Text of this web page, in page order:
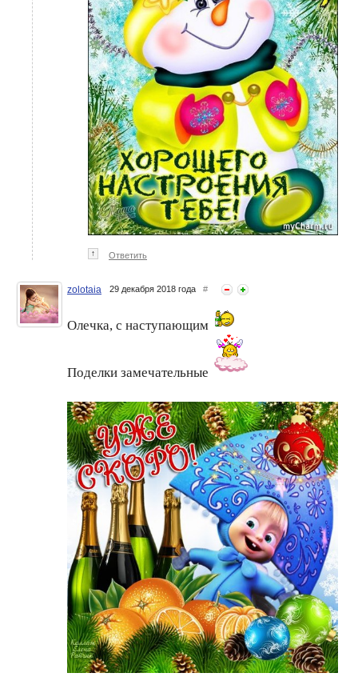
↑ Ответить
zolotaia 29 декабря 2018 года #
Олечка, с наступающим
Поделки замечательные